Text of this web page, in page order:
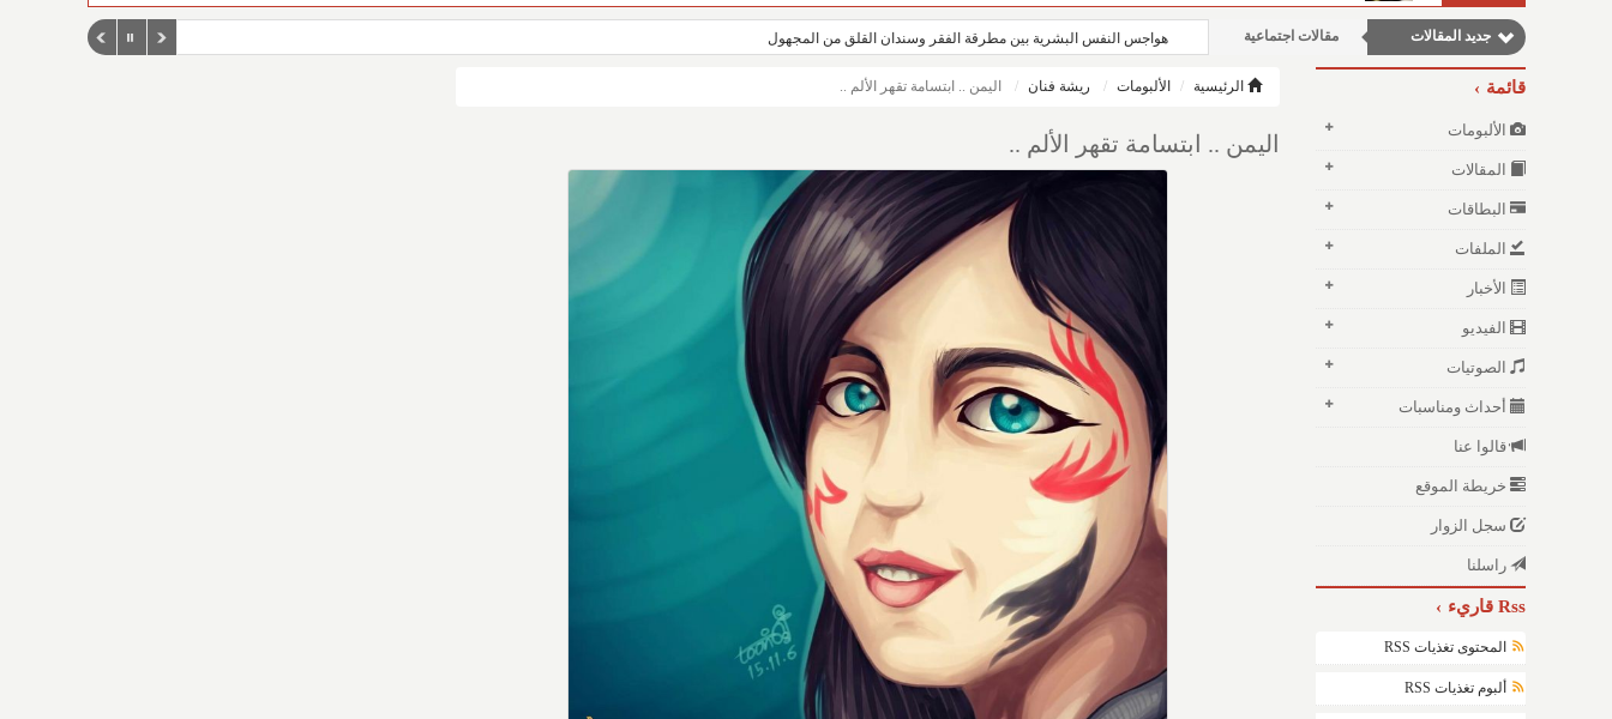
جديد المقالات مقالات اجتماعية
مقالات إقتصادية
نوافذ الثقافة و الأدب
هواجس النفس البشرية بين مطرقة الفقر وسندان القلق من المجهول
قائمة
الألبومات
المقالات
البطاقات
الملفات
الأخبار
الفيديو
الصوتيات
أحداث ومناسبات
قالوا عنا
خريطة الموقع
سجل الزوار
راسلنا
Rss قاريء
المحتوى تغذيات RSS
ألبوم تغذيات RSS
الرئيسية الألبومات ريشة فنان اليمن .. ابتسامة تقهر اﻷلم ..
اليمن .. ابتسامة تقهر اﻷلم ..